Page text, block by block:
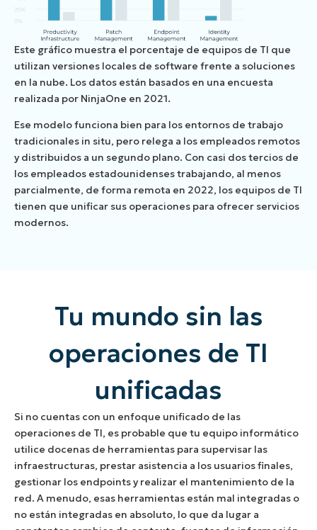
Este gráfico muestra el porcentaje de equipos de TI que
utilizan versiones locales de software frente a soluciones
en la nube. Los datos están basados en una encuesta
realizada por NinjaOne en 2021.
Ese modelo funciona bien para los entornos de trabajo
tradicionales in situ, pero relega a los empleados remotos
y distribuidos a un segundo plano. Con casi dos tercios de
los empleados estadounidenses trabajando, al menos
parcialmente, de forma remota en 2022, los equipos de TI
tienen que unificar sus operaciones para ofrecer servicios
modernos.
Tu mundo sin las
operaciones de TI
unificadas
Si no cuentas con un enfoque unificado de las
operaciones de TI, es probable que tu equipo informático
utilice docenas de herramientas para supervisar las
infraestructuras, prestar asistencia a los usuarios finales,
gestionar los endpoints y realizar el mantenimiento de la
red. A menudo, esas herramientas están mal integradas o
no están integradas en absoluto, lo que da lugar a